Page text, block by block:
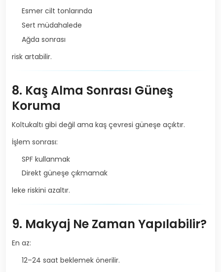
Esmer cilt tonlarında
Sert müdahalede
Ağda sonrası
risk artabilir.
8. Kaş Alma Sonrası Güneş
Koruma
Koltukaltı gibi değil ama kaş çevresi güneşe açıktır.
İşlem sonrası:
SPF kullanmak
Direkt güneşe çıkmamak
leke riskini azaltır.
9. Makyaj Ne Zaman Yapılabilir?
En az:
12–24 saat beklemek önerilir.